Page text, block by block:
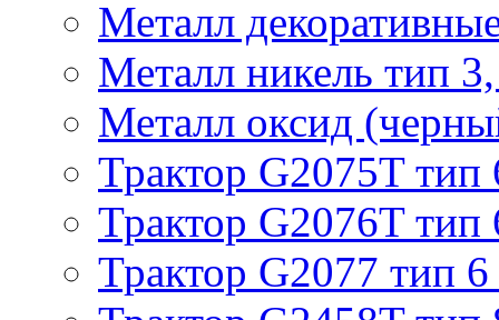
Металл
Металл никель тип
Металл оксид
Трактор G2075T тип
Трактор G2076T тип
Трактор G2077 тип 6